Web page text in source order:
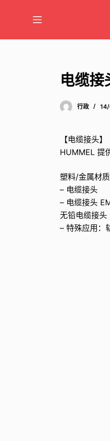
内
电缆接
行政
【电缆接头】
HUMMEL 提
塑料/金属材
– 电缆接头
– 电缆接头
无铅电缆接头
– 特殊应用：